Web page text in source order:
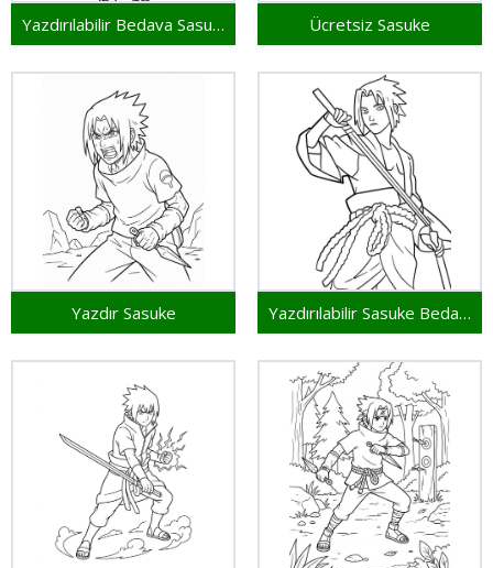
Yazdırılabilir Bedava Sasuke Ücretsiz Sasuke
Yazdır Sasuke Yazdırılabilir Sasuke Bedava